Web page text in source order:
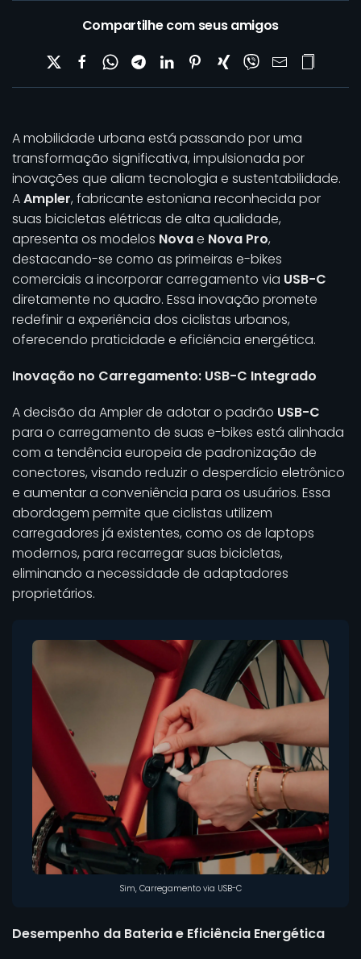
Compartilhe com seus amigos
A mobilidade urbana está passando por uma
transformação significativa, impulsionada por
inovações que aliam tecnologia e sustentabilidade.
AAmpler, fabricante estoniana reconhecida por
suas bicicletas elétricas de alta qualidade,
apresenta os modelos Novae Nova Pro,
destacando-se como as primeiras e-bikes
comerciais a incorporar carregamento via USB-C
diretamente no quadro. Essa inovação promete
redefinir a experiência dos ciclistas urbanos,
oferecendo praticidade e eficiência energética.
Inovação no Carregamento: USB-C Integrado
A decisão da Ampler de adotar o padrão USB-C
para o carregamento de suas e-bikes está alinhada
com a tendência europeia de padronização de
conectores, visando reduzir o desperdício eletrônico
e aumentar a conveniência para os usuários. Essa
abordagem permite que ciclistas utilizem
carregadores já existentes, como os de laptops
modernos, para recarregar suas bicicletas,
eliminando a necessidade de adaptadores
proprietários.
Sim, Carregamento via USB-C
Desempenho da Bateria e Eficiência Energética